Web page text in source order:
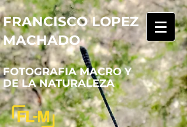
FRANCISCO LOPEZ
MACHADO
FOTOGRAFIA MACRO Y
DE LA NATURALEZA